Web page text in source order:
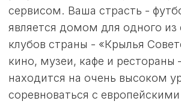
В «МОЕЙ
ИЛЬИНКЕ» ВЫ
ПОКУПАЕТЕ НЕ
ДОМ, А УРОВЕНЬ
ЖИЗНИ.